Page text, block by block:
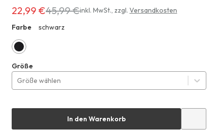
Erhältlich
22,99 €
anstatt
45,99 €
22,99 €45,99 €inkl. MwSt., zzgl. Versandkosten
Farbe
schwarz
Größe
Größe wählen
In den Warenkorb